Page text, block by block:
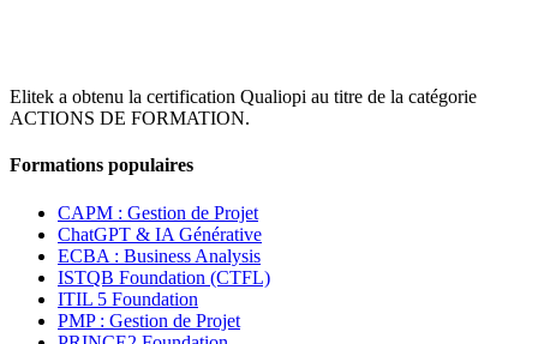
Elitek a obtenu la certification Qualiopi au titre de la catégorie
ACTIONS DE FORMATION.
Formations populaires
CAPM : Gestion de Projet
ChatGPT & IA Générative
ECBA : Business Analysis
ISTQB Foundation (CTFL)
ITIL 5 Foundation
PMP : Gestion de Projet